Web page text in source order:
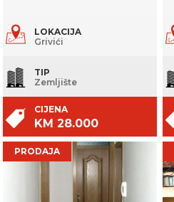
LOKACIJA
Grivići
TIP
Zemljište
CIJENA
KM 28.000
PRODAJA